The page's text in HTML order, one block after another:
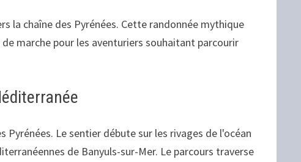
la chaîne des Pyrénées. Cette randonnée mythique
marche pour les aventuriers souhaitant parcourir
Le sentier débute sur les rivages de l'océan
de Banyuls-sur-Mer. Le parcours traverse